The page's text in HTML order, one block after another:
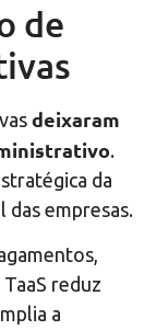
de
deixaram
.
da
das empresas.
reduz
a